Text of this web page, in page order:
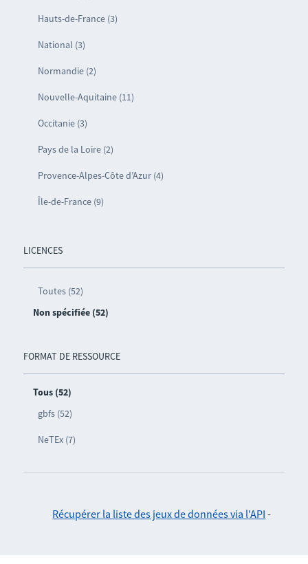
Hauts-de-France (3)
National (3)
Normandie (2)
Nouvelle-Aquitaine (11)
Occitanie (3)
Pays de la Loire (2)
Provence-Alpes-Côte d’Azur (4)
Île-de-France (9)
LICENCES
Toutes (52)
Non spécifiée (52)
FORMAT DE RESSOURCE
Tous (52)
gbfs (52)
NeTEx (7)
Récupérer la liste des jeux de données via l'API -